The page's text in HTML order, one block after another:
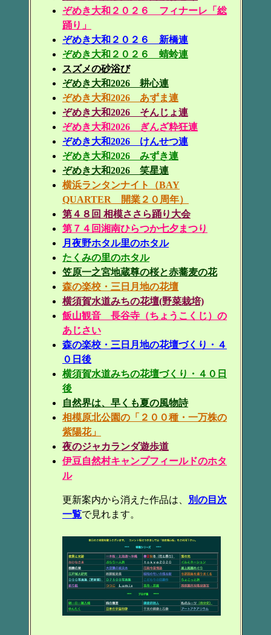
ぞめき大和２０２６ フィナーレ「総
踊り」
ぞめき大和２０２６ 新橋連
ぞめき大和２０２６ 蜻蛉連
スズメの砂浴び
ぞめき大和2026 耕心連
ぞめき大和2026 あずま連
ぞめき大和2026 そんじょ連
ぞめき大和2026 ぎんざ粋狂連
ぞめき大和2026 けんせつ連
ぞめき大和2026 みずき連
ぞめき大和2026 笑星連
横浜ランタンナイト（BAY
QUARTER 開業２０周年）
第４８回 相模ささら踊り大会
第７４回湘南ひらつか七夕まつり
月夜野ホタル里のホタル
たくみの里のホタル
笠原一之宮地蔵尊の桜と赤蕎麦の花
森の楽校・三日月地の花壇
横須賀水道みちの花壇(野菜栽培)
飯山観音 長谷寺（ちょうこくじ）の
あじさい
森の楽校・三日月地の花壇づくり・４
０日後
横須賀水道みちの花壇づくり・４０日
後
自然界は、早くも夏の風物詩
相模原北公園の「２００種・一万株の
紫陽花」
夜のジャカランダ遊歩道
伊豆自然村キャンプフィールドのホタ
ル
更新案内から消えた作品は、
別の目次
一覧で見れます。